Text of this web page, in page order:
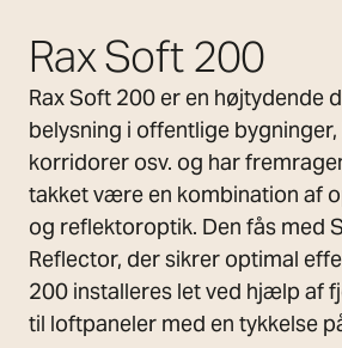
Rax Soft 200
Rax Soft 200 er en højtydende
belysning i offentlige
korridorer osv. og har
takket være en kombination af
og reflektoroptik. Den fås med
Reflector, der sikrer optimal
200 installeres let ved hjælp af
til loftpaneler med en tykkelse